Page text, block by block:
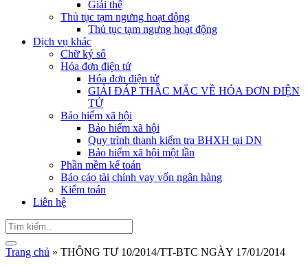
Giải thể
Thủ tục tạm ngưng hoạt động
Thủ tục tạm ngưng hoạt động
Dịch vụ khác
Chữ ký số
Hóa đơn điện tử
Hóa đơn điện tử
GIẢI ĐÁP THẮC MẮC VỀ HÓA ĐƠN ĐIỆN
TỬ
Bảo hiểm xã hội
Bảo hiểm xã hội
Quy trình thanh kiểm tra BHXH tại DN
Bảo hiểm xã hội một lần
Phần mềm kế toán
Báo cáo tài chính vay vốn ngân hàng
Kiểm toán
Liên hệ
Trang chủ » THÔNG TƯ 10/2014/TT-BTC NGÀY 17/01/2014